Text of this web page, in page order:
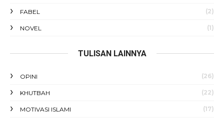
FABEL (2)
NOVEL (1)
TULISAN LAINNYA
OPINI (26)
KHUTBAH (22)
MOTIVASI ISLAMI (17)